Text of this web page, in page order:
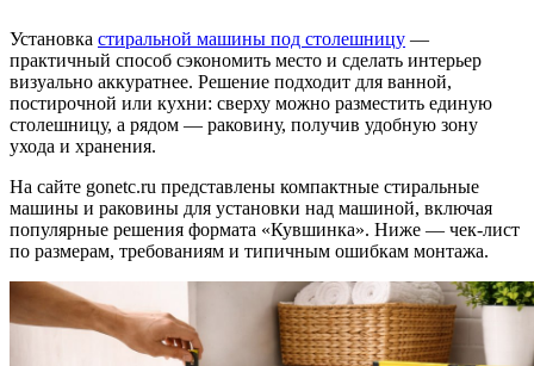
Установка стиральной машины под столешницу —
практичный способ сэкономить место и сделать интерьер
визуально аккуратнее. Решение подходит для ванной,
постирочной или кухни: сверху можно разместить единую
столешницу, а рядом — раковину, получив удобную зону
ухода и хранения.
На сайте gonetc.ru представлены компактные стиральные
машины и раковины для установки над машиной, включая
популярные решения формата «Кувшинка». Ниже — чек-лист
по размерам, требованиям и типичным ошибкам монтажа.